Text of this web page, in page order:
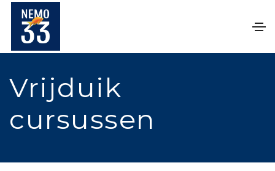
Vrijduik
cursussen